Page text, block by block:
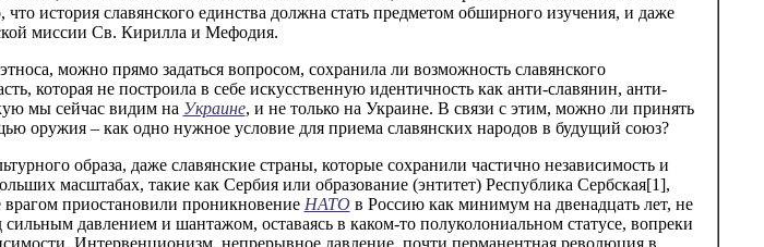
история славянского единства должна стать предметом обширного изучения, и даже
миссии Св. Кирилла и Мефодия.
можно прямо задаться вопросом, сохранила ли возможность славянского
которая не построила в себе искусственную идентичность как анти-славянин, анти-
мы сейчас видим на Украине, и не только на Украине. В связи с этим, можно ли принять
оружия – как одно нужное условие для приема славянских народов в будущий союз?
образа, даже славянские страны, которые сохранили частично независимость и
масштабах, такие как Сербия или образование (энтитет) Республика Сербская[1],
приостановили проникновение НАТОв Россию как минимум на двенадцать лет, не
давлением и шантажом, оставаясь в каком-то полуколониальном статусе, вопреки